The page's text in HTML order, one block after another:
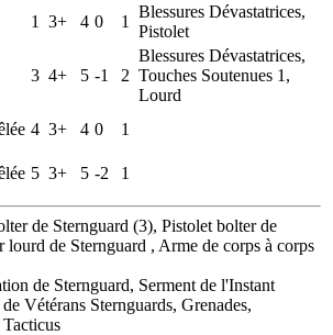
1 3+ 4 0 1
Blessures Dévastatrices,
Pistolet
3 4+ 5 -1 2
Blessures Dévastatrices,
Touches Soutenues 1,
Lourd
4 3+ 4 0
1
5 3+ 5 -2 1
de Sternguard (3), Pistolet bolter de
lourd de Sternguard , Arme de corps à corps
de Sternguard, Serment de l'Instant
Vétérans Sternguards, Grenades,